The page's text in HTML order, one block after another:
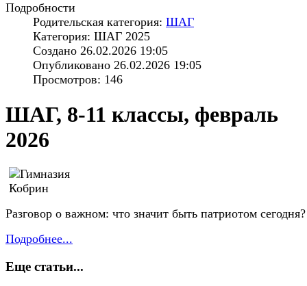
Подробности
Родительская категория: ШАГ
Категория: ШАГ 2025
Создано 26.02.2026 19:05
Опубликовано 26.02.2026 19:05
Просмотров: 146
ШАГ, 8-11 классы, февраль
2026
Разговор о важном: что значит быть патриотом сегодня?
Подробнее...
Еще статьи...